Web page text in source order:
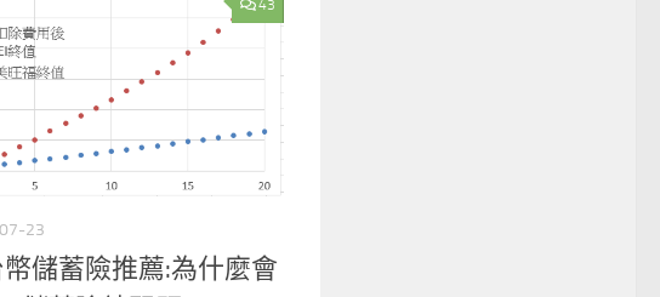
43
23
幣儲蓄險推薦:為什麼會